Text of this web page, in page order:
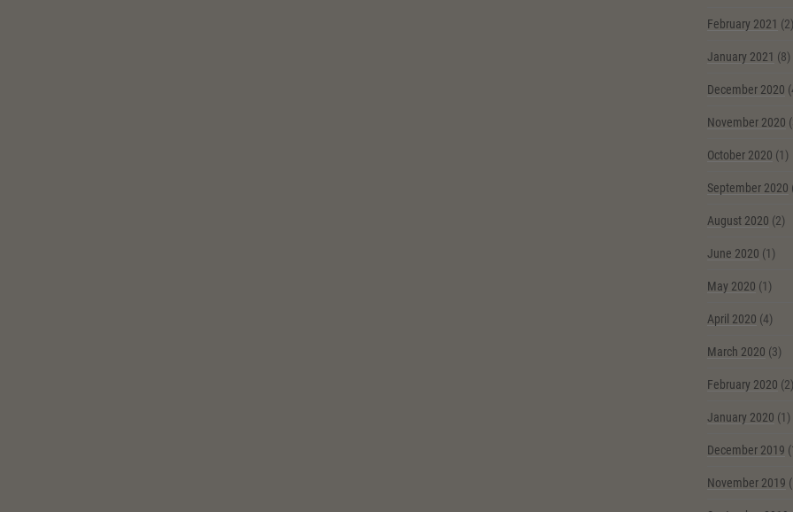
February 2021 (2)
January 2021 (8)
December 2020
November 2020
October 2020 (1)
September 2020
August 2020 (2)
June 2020 (1)
May 2020 (1)
April 2020 (4)
March 2020 (3)
February 2020 (2)
January 2020 (1)
December 2019
November 2019